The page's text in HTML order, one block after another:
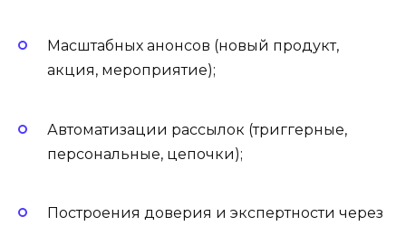
Масштабных анонсов (новый продукт,
акция, мероприятие);
Автоматизации рассылок (триггерные,
персональные, цепочки);
Построения доверия и экспертности через